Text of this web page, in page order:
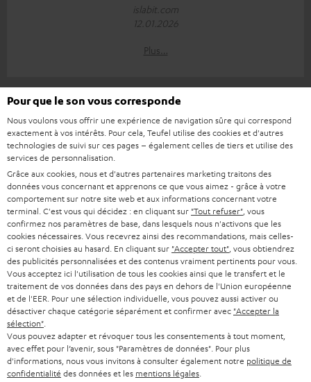
islabit.com
12.01.2026
Plus…
Accessoires
Accessoires nécessaires
Veuillez vérifier si les câbles de connexion sont inclus
dans la livraison.
Pour que le son vous corresponde
Nous voulons vous offrir une expérience de navigation sûre qui correspond
exactement à vos intérêts. Pour cela, Teufel utilise des cookies et d'autres
technologies de suivi sur ces pages – également celles de tiers et utilise des
services de personnalisation.
Grâce aux cookies, nous et d'autres partenaires marketing traitons des
données vous concernant et apprenons ce que vous aimez - grâce à votre
comportement sur notre site web et aux informations concernant votre
terminal. C'est vous qui décidez : en cliquant sur "Tout refuser" , vous
confirmez nos paramètres de base, dans lesquels nous n'activons que les
cookies nécessaires. Vous recevrez ainsi des recommandations, mais celles-
ci seront choisies au hasard. En cliquant sur "Accepter tout" , vous obtiendrez
des publicités personnalisées et des contenus vraiment pertinents pour vous.
Vous acceptez ici l'utilisation de tous les cookies ainsi que le transfert et le
traitement de vos données dans des pays en dehors de l'Union européenne
et de l'EER. Pour une sélection individuelle, vous pouvez aussi activer ou
désactiver chaque catégorie séparément et confirmer avec "Accepter la
sélection"
Vous pouvez adapter et révoquer tous les consentements à tout moment,
avec effet pour l’avenir, sous "Paramètres de données". Pour plus
d'informations, nous vous invitons à consulter également notre politique de
confidentialité des données et les mentions légales